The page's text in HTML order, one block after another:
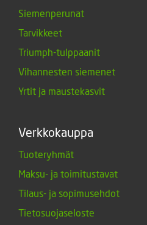
Siemenperunat
Tarvikkeet
Triumph-tulppaanit
Vihannesten siemenet
Yrtit ja maustekasvit
Verkkokauppa
Tuoteryhmät
Maksu- ja toimitustavat
Tilaus- ja sopimusehdot
Tietosuojaseloste